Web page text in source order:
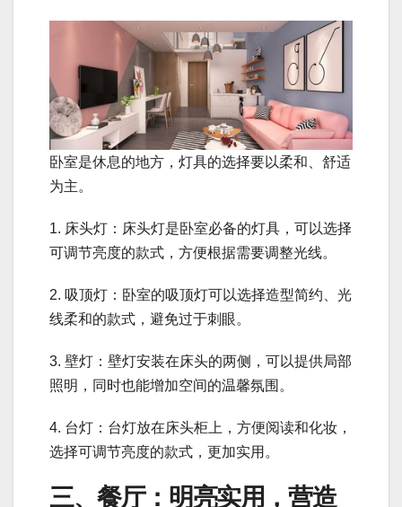
卧室是休息的地方，灯具的选择要以柔和、舒适
为主。
1. 床头灯：床头灯是卧室必备的灯具，可以选择
可调节亮度的款式，方便根据需要调整光线。
2. 吸顶灯：卧室的吸顶灯可以选择造型简约、光
线柔和的款式，避免过于刺眼。
3. 壁灯：壁灯安装在床头的两侧，可以提供局部
照明，同时也能增加空间的温馨氛围。
4. 台灯：台灯放在床头柜上，方便阅读和化妆，
选择可调节亮度的款式，更加实用。
三、餐厅：明亮实用，营造